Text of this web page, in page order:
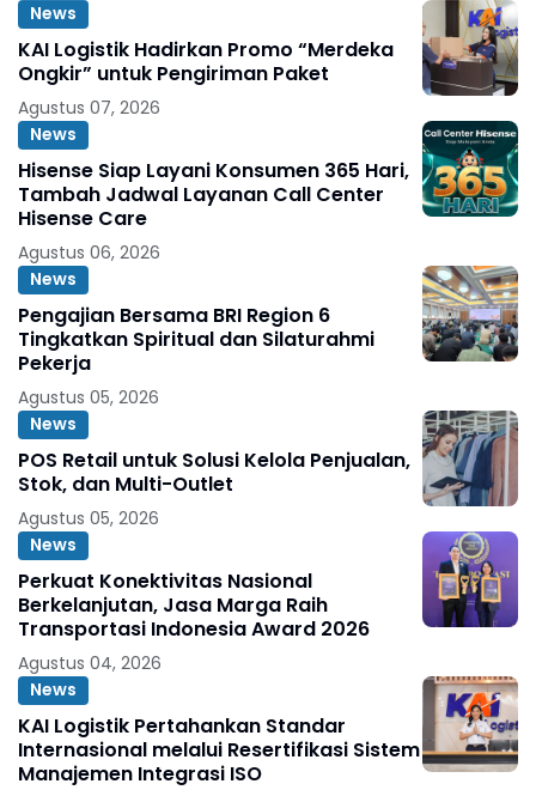
News
KAI Logistik Hadirkan Promo “Merdeka
Ongkir” untuk Pengiriman Paket
Agustus 07, 2026
News
Hisense Siap Layani Konsumen 365 Hari,
Tambah Jadwal Layanan Call Center
Hisense Care
Agustus 06, 2026
News
Pengajian Bersama BRI Region 6
Tingkatkan Spiritual dan Silaturahmi
Pekerja
Agustus 05, 2026
News
POS Retail untuk Solusi Kelola Penjualan,
Stok, dan Multi-Outlet
Agustus 05, 2026
News
Perkuat Konektivitas Nasional
Berkelanjutan, Jasa Marga Raih
Transportasi Indonesia Award 2026
Agustus 04, 2026
News
KAI Logistik Pertahankan Standar
Internasional melalui Resertifikasi Sistem
Manajemen Integrasi ISO